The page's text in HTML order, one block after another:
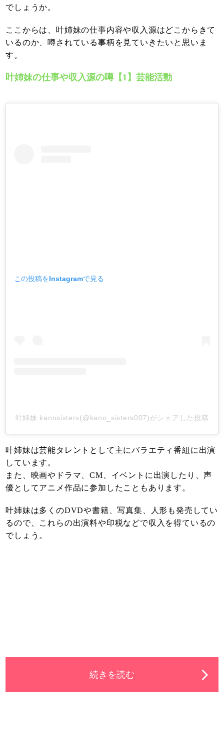
でしょうか。
ここからは、叶姉妹の仕事内容や収入源はどこからきて
いるのか、噂されている事柄を見ていきたいと思いま
す。
叶姉妹の仕事や収入源の噂【1】芸能活動
この投稿をInstagramで見る
叶姉妹 kanosisters(@kano_sisters007)がシェアした投稿
叶姉妹は芸能タレントとして主にバラエティ番組に出演
しています。
また、映画やドラマ、CM、イベントに出演したり、声
優としてアニメ作品に参加したこともあります。
叶姉妹は多くのDVDや書籍、写真集、人形も発売してい
るので、これらの出演料や印税などで収入を得ているの
でしょう。
続きを読む